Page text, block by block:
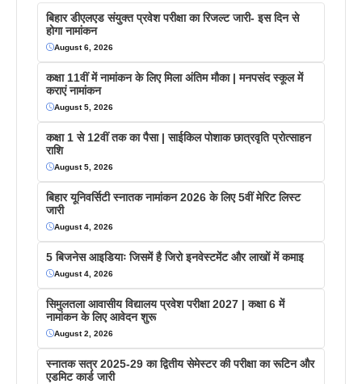
बिहार डीएलएड संयुक्त प्रवेश परीक्षा का रिजल्ट जारी- इस दिन से
होगा नामांकन
August 6, 2026
कक्षा 11वीं में नामांकन के लिए मिला अंतिम मौका | मनपसंद स्कूल में
कराएं नामांकन
August 5, 2026
कक्षा 1 से 12वीं तक का पैसा | साईकिल पोशाक छात्रवृति प्रोत्साहन
राशि
August 5, 2026
बिहार यूनिवर्सिटी स्नातक नामांकन 2026 के लिए 5वीं मेरिट लिस्ट
जारी
August 4, 2026
5 बिजनेस आइडियाः जिसमें है जिरो इनवेस्टमेंट और लाखों में कमाइ
August 4, 2026
सिमुलतला आवासीय विद्यालय प्रवेश परीक्षा 2027 | कक्षा 6 में
नामांकन के लिए आवेदन शुरू
August 2, 2026
स्नातक सत्र 2025-29 का द्वितीय सेमेस्टर की परीक्षा का रूटिन और
एडमिट कार्ड जारी